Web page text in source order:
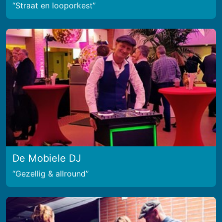
Straat en looporkest
De Mobiele DJ
Gezellig & allround